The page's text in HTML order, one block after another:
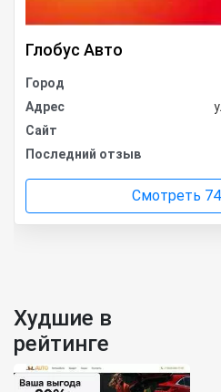
Глобус Авто
Город
Адрес
Сайт
Последний отзыв
Смотреть
Худшие в
рейтинге